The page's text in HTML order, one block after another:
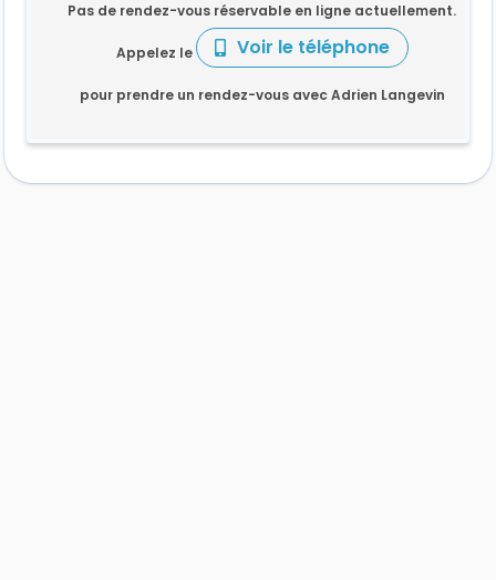
Pas de rendez-vous réservable en ligne actuellement.
Appelez le Voir le téléphone
pour prendre un rendez-vous avec Adrien Langevin